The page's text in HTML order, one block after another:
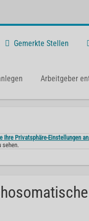
Gemerkte Stellen
Arbeitgeber
Ihre Privatsphäre-Einstellungen an
sehen.